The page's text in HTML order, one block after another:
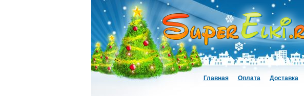
Главная Оплата Доставка